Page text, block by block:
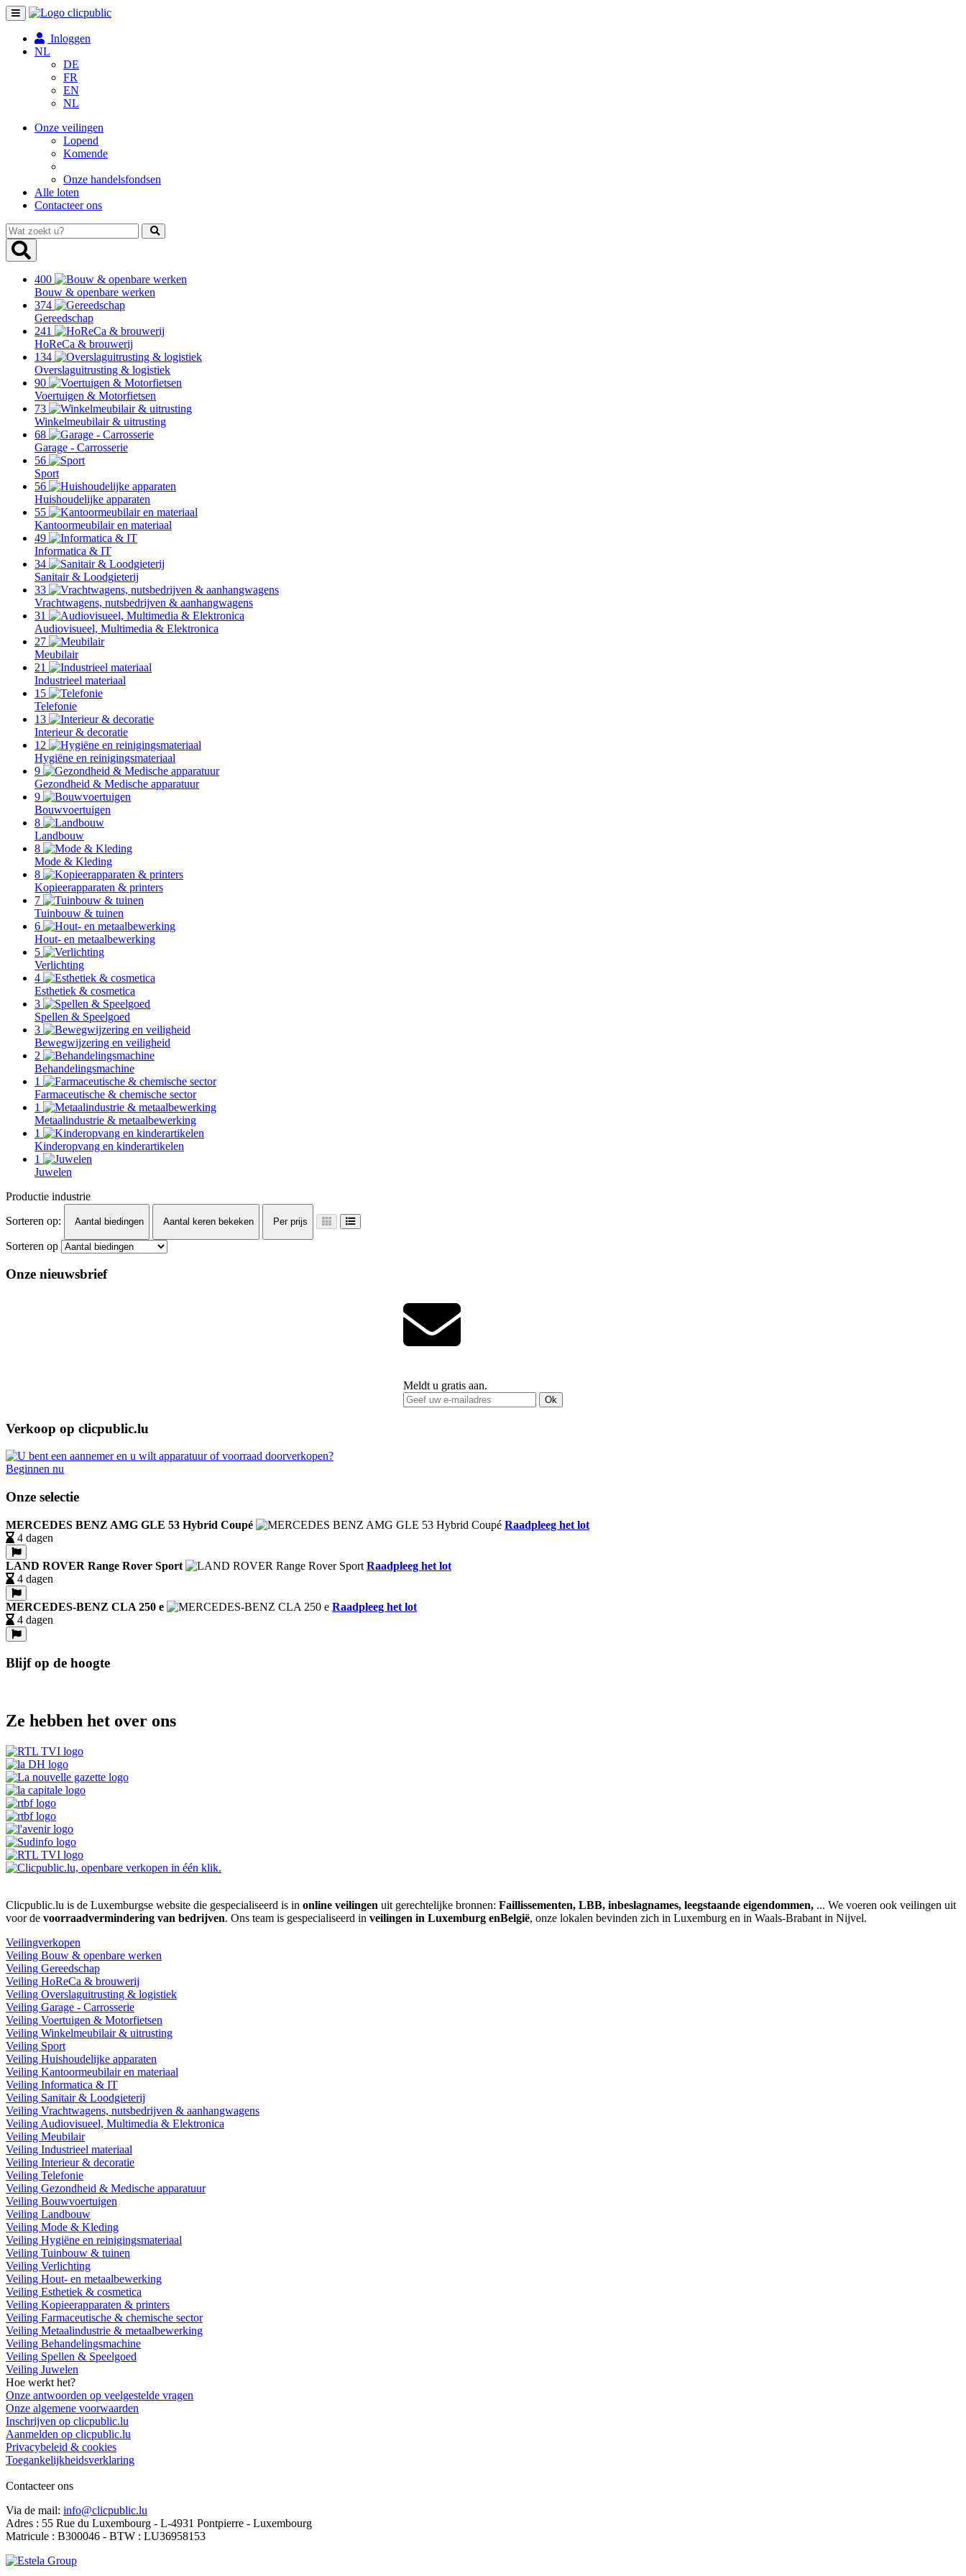
Toggle
navigation
Inloggen
NL
DE
FR
EN
NL
Onze veilingen
Lopend
Komende
Onze handelsfondsen
Alle loten
Contacteer ons
Wat
zoekt
u?
400
Bouw & openbare werken
374
Gereedschap
241
HoReCa & brouwerij
134
Overslaguitrusting & logistiek
90
Voertuigen & Motorfietsen
73
Winkelmeubilair & uitrusting
68
Garage - Carrosserie
56
Sport
56
Huishoudelijke apparaten
55
Kantoormeubilair en materiaal
49
Informatica & IT
34
Sanitair & Loodgieterij
33
Vrachtwagens, nutsbedrijven & aanhangwagens
31
Audiovisueel, Multimedia & Elektronica
27
Meubilair
21
Industrieel materiaal
15
Telefonie
13
Interieur & decoratie
12
Hygiëne en reinigingsmateriaal
9
Gezondheid & Medische apparatuur
9
Bouwvoertuigen
8
Landbouw
8
Mode & Kleding
8
Kopieerapparaten & printers
7
Tuinbouw & tuinen
6
Hout- en metaalbewerking
5
Verlichting
4
Esthetiek & cosmetica
3
Spellen & Speelgoed
3
Bewegwijzering en veiligheid
2
Behandelingsmachine
1
Farmaceutische & chemische sector
1
Metaalindustrie & metaalbewerking
1
Kinderopvang en kinderartikelen
1
Juwelen
Productie industrie
Sorteren op:
Aantal biedingen Aantal keren bekeken Per prijs
Sorteren op
Onze nieuwsbrief
Meldt u gratis aan.
Ok
Verkoop op clicpublic.lu
Beginnen nu
Onze selectie
MERCEDES BENZ AMG GLE 53 Hybrid Coupé
Raadpleeg het lot
4 dagen
LAND ROVER Range Rover Sport
Raadpleeg het lot
4 dagen
MERCEDES-BENZ CLA 250 e
Raadpleeg het lot
4 dagen
Blijf op de hoogte
Ze hebben het over ons
Clicpublic.lu is de Luxemburgse website die gespecialiseerd is in online veilingen uit gerechtelijke bronnen: Faillissementen, LBB, inbeslagnames, leegstaande eigendommen, ... We voeren ook veilingen uit
voor de voorraadvermindering van bedrijven. Ons team is gespecialiseerd in veilingen in Luxemburg enBelgië, onze lokalen bevinden zich in Luxemburg en in Waals-Brabant in Nijvel.
Veilingverkopen
Veiling Bouw & openbare werken
Veiling Gereedschap
Veiling HoReCa & brouwerij
Veiling Overslaguitrusting & logistiek
Veiling Garage - Carrosserie
Veiling Voertuigen & Motorfietsen
Veiling Winkelmeubilair & uitrusting
Veiling Sport
Veiling Huishoudelijke apparaten
Veiling Kantoormeubilair en materiaal
Veiling Informatica & IT
Veiling Sanitair & Loodgieterij
Veiling Vrachtwagens, nutsbedrijven & aanhangwagens
Veiling Audiovisueel, Multimedia & Elektronica
Veiling Meubilair
Veiling Industrieel materiaal
Veiling Interieur & decoratie
Veiling Telefonie
Veiling Gezondheid & Medische apparatuur
Veiling Bouwvoertuigen
Veiling Landbouw
Veiling Mode & Kleding
Veiling Hygiëne en reinigingsmateriaal
Veiling Tuinbouw & tuinen
Veiling Verlichting
Veiling Hout- en metaalbewerking
Veiling Esthetiek & cosmetica
Veiling Kopieerapparaten & printers
Veiling Farmaceutische & chemische sector
Veiling Metaalindustrie & metaalbewerking
Veiling Behandelingsmachine
Veiling Spellen & Speelgoed
Veiling Juwelen
Hoe werkt het?
Onze antwoorden op veelgestelde vragen
Onze algemene voorwaarden
Inschrijven op clicpublic.lu
Aanmelden op clicpublic.lu
Privacybeleid & cookies
Toegankelijkheidsverklaring
Contacteer ons
Via de mail: info@clicpublic.lu
Adres : 55 Rue du Luxembourg - L-4931 Pontpierre - Luxembourg
Matricule : B300046 - BTW : LU36958153